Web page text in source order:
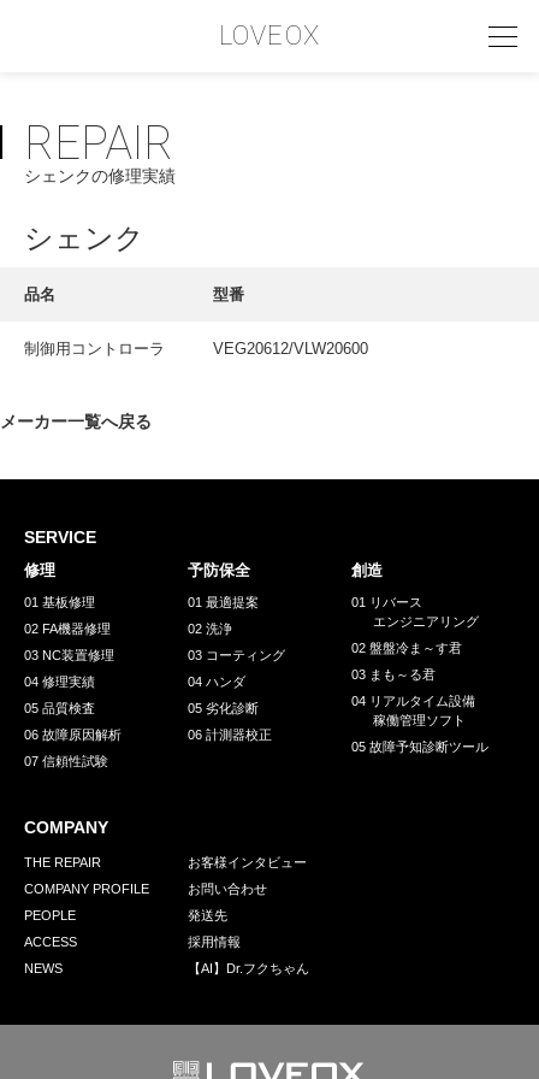
LOVEOX
PHILOSOPHY
フィロソフィー
COMPANY PROFILE
INTERVIEW
採用情報
GREEN CHALLENGE
環境への取り組み
お問い合わせ 発送先
REPAIR
シェンクの修理実績
シェンク
品名 型番
制御用コントローラ VEG20612/VLW20600
メーカー一覧へ戻る
SERVICE
修理
01 基板修理
02 FA機器修理
03 NC装置修理
04 修理実績
05 品質検査
06 故障原因解析
07 信頼性試験
予防保全
01 最適提案
02 洗浄
03 コーティング
04 ハンダ
05 劣化診断
06 計測器校正
創造
01 リバース
エンジニアリング
02 盤盤冷ま～す君
03 まも～る君
04 リアルタイム設備
稼働管理ソフト
05 故障予知診断ツール
COMPANY
THE REPAIR
COMPANY PROFILE
PEOPLE
ACCESS
NEWS
お客様インタビュー
お問い合わせ
発送先
採用情報
【AI】Dr.フクちゃん